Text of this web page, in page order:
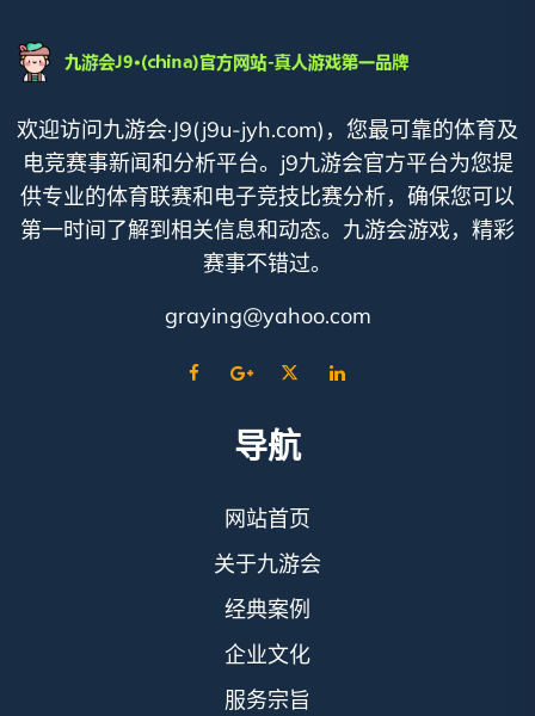
欢迎访问九游会·J9(j9u-jyh.com)，您最可靠的体育及
电竞赛事新闻和分析平台。j9九游会官方平台为您提
供专业的体育联赛和电子竞技比赛分析，确保您可以
第一时间了解到相关信息和动态。九游会游戏，精彩
赛事不错过。
graying@yahoo.com
导航
网站首页
关于九游会
经典案例
企业文化
服务宗旨